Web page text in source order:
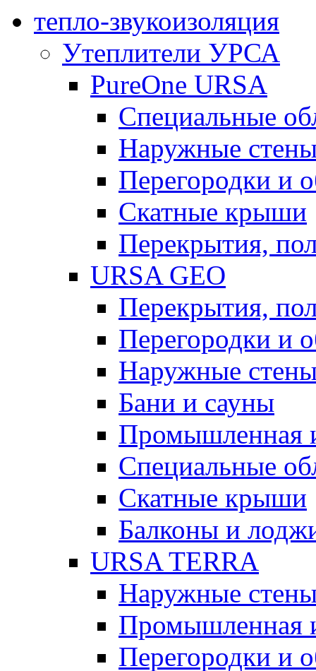
тепло-звукоизоляция
Утеплители УРСА
PureOne URSA
Специальные
Наружные
Перегородки и
Скатные крыши
Перекрытия,
URSA GEO
Перекрытия,
Перегородки и
Наружные
Бани и сауны
Промышленная
Специальные
Скатные крыши
Балконы и
URSA TERRA
Наружные
Промышленная
Перегородки и